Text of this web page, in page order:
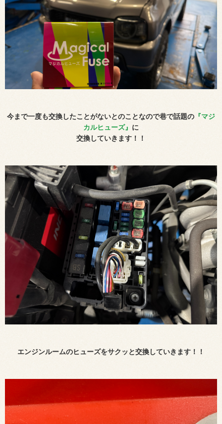
今まで一度も交換したことがないとのことなので巷で話題の 『マジ
カルヒューズ』 に
交換していきます！！
エンジンルームのヒューズをサクッと交換していきます！！